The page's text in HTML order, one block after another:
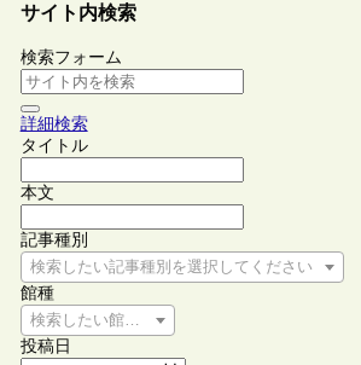
サイト内検索
検索フォーム
詳細検索
タイトル
本文
記事種別
検索したい記事種別を選択してください
館種
検索したい館種を選択してください
投稿日